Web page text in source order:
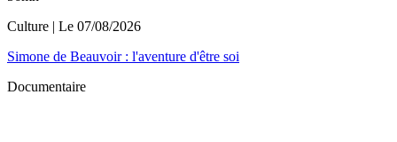
Culture | Le 07/08/2026
Simone de Beauvoir : l'aventure d'être soi
Documentaire